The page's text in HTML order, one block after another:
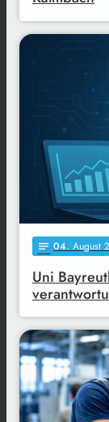
notes 04. August
Uni